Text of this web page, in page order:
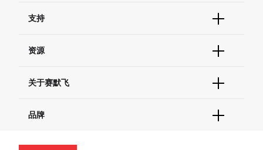
订单支持
现货供应中心
支持
联系我们 - 400 820 8982
查找文件&证书
资源
促销
社交媒体
关于赛默飞
招聘
新闻
品牌